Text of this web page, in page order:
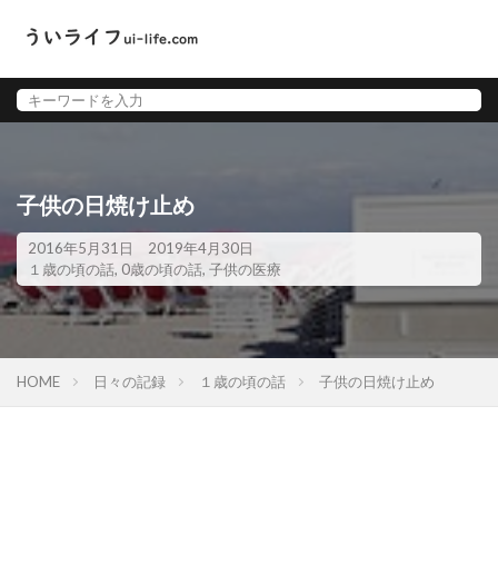
子供の日焼け止め
2016年5月31日
2019年4月30日
１歳の頃の話, 0歳の頃の話, 子供の医療
HOME 日々の記録 １歳の頃の話 子供の日焼け止め